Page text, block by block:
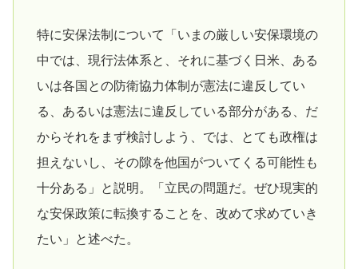
特に安保法制について「いまの厳しい安保環境の
中では、現行法体系と、それに基づく日米、ある
いは各国との防衛協力体制が憲法に違反してい
る、あるいは憲法に違反している部分がある、だ
からそれをまず検討しよう、では、とても政権は
担えないし、その隙を他国がついてくる可能性も
十分ある」と説明。「立民の問題だ。ぜひ現実的
な安保政策に転換することを、改めて求めていき
たい」と述べた。